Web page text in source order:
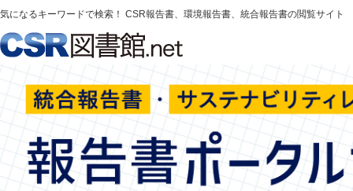
気になるキーワードで検索！ CSR報告書、環境報告書、統合報告書の閲覧サイト